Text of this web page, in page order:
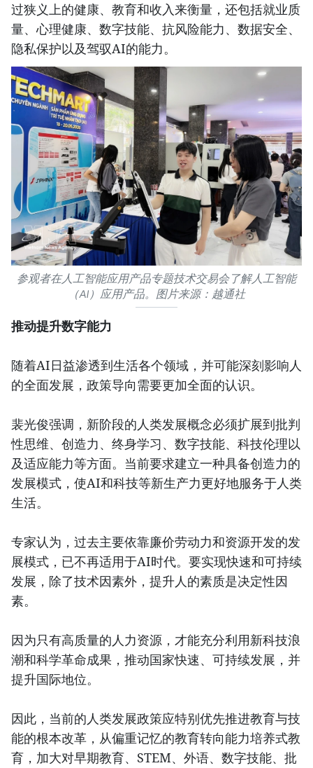
过狭义上的健康、教育和收入来衡量，还包括就业质
量、心理健康、数字技能、抗风险能力、数据安全、
隐私保护以及驾驭AI的能力。
参观者在人工智能应用产品专题技术交易会了解人工智能
（AI）应用产品。图片来源：越通社
推动提升数字能力
随着AI日益渗透到生活各个领域，并可能深刻影响人
的全面发展，政策导向需要更加全面的认识。
裴光俊强调，新阶段的人类发展概念必须扩展到批判
性思维、创造力、终身学习、数字技能、科技伦理以
及适应能力等方面。当前要求建立一种具备创造力的
发展模式，使AI和科技等新生产力更好地服务于人类
生活。
专家认为，过去主要依靠廉价劳动力和资源开发的发
展模式，已不再适用于AI时代。要实现快速和可持续
发展，除了技术因素外，提升人的素质是决定性因
素。
因为只有高质量的人力资源，才能充分利用新科技浪
潮和科学革命成果，推动国家快速、可持续发展，并
提升国际地位。
因此，当前的人类发展政策应特别优先推进教育与技
能的根本改革，从偏重记忆的教育转向能力培养式教
育，加大对早期教育、STEM、外语、数字技能、批